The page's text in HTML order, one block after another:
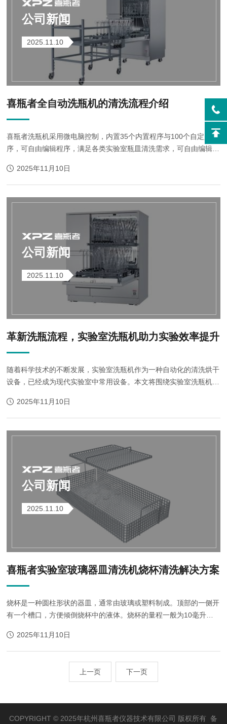
公司新闻
2025.11.10
喜瓶者全自动洗瓶机的清洗流程介绍
喜瓶者洗瓶机采用微电脑控制，内置35个内置程序与100个自定义程
序，可自由编辑程序，满足各类实验室瓶皿清洗需求，可自由编辑清
动器皿清洗机的清洗流程，了解洗瓶...
2025年11月10日
公司新闻
2025.11.10
革新洗瓶流程，实验室洗瓶机助力实验效率提升
随着科学技术的不断发展，实验室洗瓶机作为一种自动化的清洗烘干
设备，已经成为现代实验室中常用设备。本文将围绕实验室洗瓶机的
实验室洗瓶机的工作原...
2025年11月10日
公司新闻
2025.11.10
喜瓶者实验室玻璃器皿清洗机烧杯清洗解决方案
烧杯是一种圆柱形状的器皿，通常由玻璃或塑料制成。顶部的一侧开
有一个槽口，方便倾倒烧杯中的液体。烧杯的量程一般为10毫升至
途是进行定量和非定量的液体混合...
2025年11月10日
上一页 下一页
COPYRIGHT © 2025年杭州喜瓶者仪器技术有限公司 版权所有 备